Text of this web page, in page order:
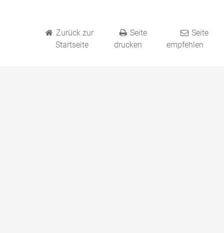
Zurück zur
Startseite
Seite
drucken
Seite
empfehlen